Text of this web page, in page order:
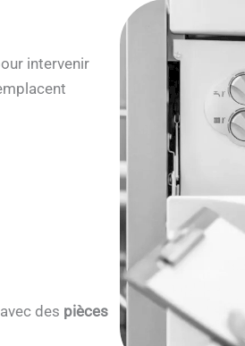
intervenir
des pièces